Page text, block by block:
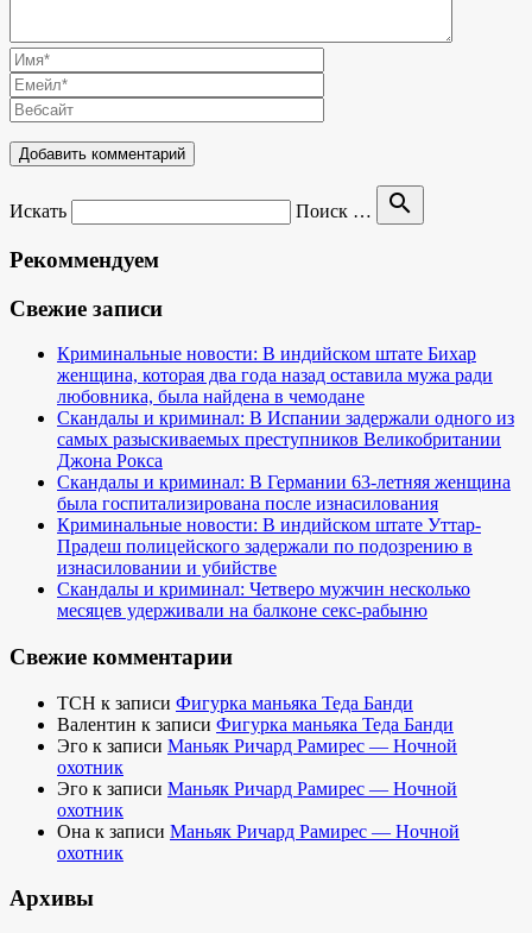
Искать Поиск … search
Рекоммендуем
Свежие записи
Криминальные новости: В индийском штате Бихар
женщина, которая два года назад оставила мужа ради
любовника, была найдена в чемодане
Скандалы и криминал: В Испании задержали одного из
самых разыскиваемых преступников Великобритании
Джона Рокса
Скандалы и криминал: В Германии 63-летняя женщина
была госпитализирована после изнасилования
Криминальные новости: В индийском штате Уттар-
Прадеш полицейского задержали по подозрению в
изнасиловании и убийстве
Скандалы и криминал: Четверо мужчин несколько
месяцев удерживали на балконе секс-рабыню
Свежие комментарии
TCH к записи Фигурка маньяка Теда Банди
Валентин к записи Фигурка маньяка Теда Банди
Эго к записи Маньяк Ричард Рамирес — Ночной
охотник
Эго к записи Маньяк Ричард Рамирес — Ночной
охотник
Она к записи Маньяк Ричард Рамирес — Ночной
охотник
Архивы